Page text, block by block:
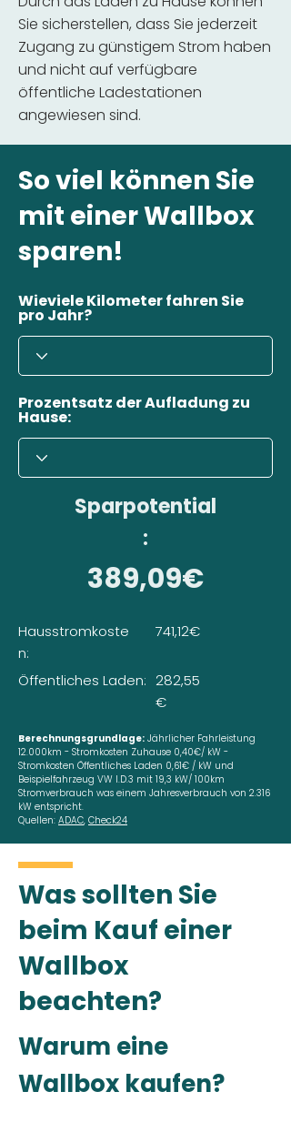
Sie sicherstellen, dass Sie jederzeit
Zugang zu günstigem Strom haben
und nicht auf verfügbare
öffentliche Ladestationen
angewiesen sind.
So viel können Sie
mit einer Wallbox
sparen!
Wieviele Kilometer fahren Sie
pro Jahr?
Prozentsatz der Aufladung zu
Hause:
Sparpotential
:
389,09€
Hausstromkoste
n:
Öffentliches Laden:
741,12€
282,55
€
Berechnungsgrundlage: Jährlicher Fahrleistung
12.000km - Stromkosten Zuhause 0,40€/ kW -
Stromkosten Öffentliches Laden 0,61€ / kW und
Beispielfahrzeug VW I.D.3 mit 19,3 kW/ 100km
Stromverbrauch was einem Jahresverbrauch von 2.316
kW entspricht.
Quellen: ADAC, Check24
Was sollten Sie
beim Kauf einer
Wallbox
beachten?
Warum eine
Wallbox kaufen?